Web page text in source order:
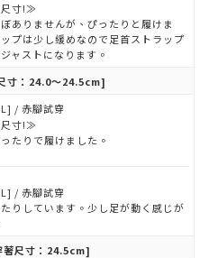
寸!≫
ありませんが、ぴったりと履けま
プは少し緩めなので足首ストラップ
ャストになります。
寸：24.0～24.5cm]
/ 赤腳試穿
寸!≫
たりで履けました。
/ 赤腳試穿
りしています。少し足が動く感じが
著尺寸：24.5cm]